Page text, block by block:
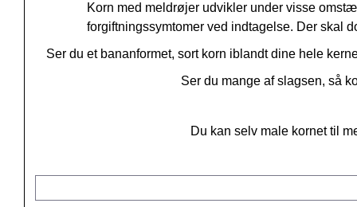
Korn med meldrøjer udvikler under visse
forgiftningssymtomer ved indtagelse. Der skal
Ser du et bananformet, sort korn iblandt dine hele
Ser du mange af slagsen, så
Du kan selv male kornet til